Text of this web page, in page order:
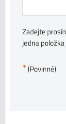
Zadejte
jedna
*(Povinné)